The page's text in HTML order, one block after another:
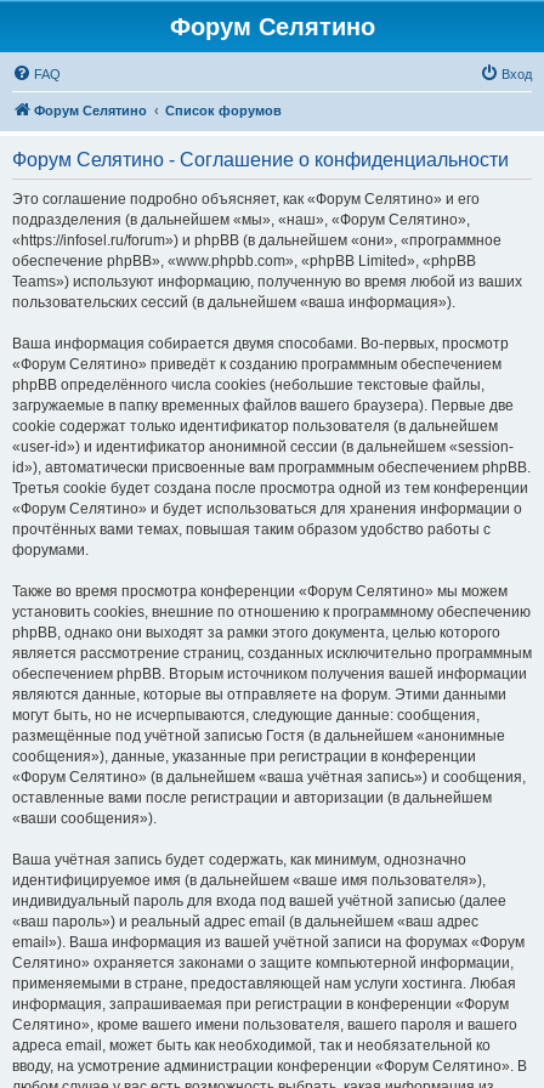
Форум Селятино
FAQ Вход
Форум Селятино Список форумов
Форум Селятино - Соглашение о конфиденциальности
Это соглашение подробно объясняет, как «Форум Селятино» и его
подразделения (в дальнейшем «мы», «наш», «Форум Селятино»,
«https://infosel.ru/forum») и phpBB (в дальнейшем «они», «программное
обеспечение phpBB», «www.phpbb.com», «phpBB Limited», «phpBB
Teams») используют информацию, полученную во время любой из ваших
пользовательских сессий (в дальнейшем «ваша информация»).
Ваша информация собирается двумя способами. Во-первых, просмотр
«Форум Селятино» приведёт к созданию программным обеспечением
phpBB определённого числа cookies (небольшие текстовые файлы,
загружаемые в папку временных файлов вашего браузера). Первые две
cookie содержат только идентификатор пользователя (в дальнейшем
«user-id») и идентификатор анонимной сессии (в дальнейшем «session-
id»), автоматически присвоенные вам программным обеспечением phpBB.
Третья cookie будет создана после просмотра одной из тем конференции
«Форум Селятино» и будет использоваться для хранения информации о
прочтённых вами темах, повышая таким образом удобство работы с
форумами.
Также во время просмотра конференции «Форум Селятино» мы можем
установить cookies, внешние по отношению к программному обеспечению
phpBB, однако они выходят за рамки этого документа, целью которого
является рассмотрение страниц, созданных исключительно программным
обеспечением phpBB. Вторым источником получения вашей информации
являются данные, которые вы отправляете на форум. Этими данными
могут быть, но не исчерпываются, следующие данные: сообщения,
размещённые под учётной записью Гостя (в дальнейшем «анонимные
сообщения»), данные, указанные при регистрации в конференции
«Форум Селятино» (в дальнейшем «ваша учётная запись») и сообщения,
оставленные вами после регистрации и авторизации (в дальнейшем
«ваши сообщения»).
Ваша учётная запись будет содержать, как минимум, однозначно
идентифицируемое имя (в дальнейшем «ваше имя пользователя»),
индивидуальный пароль для входа под вашей учётной записью (далее
«ваш пароль») и реальный адрес email (в дальнейшем «ваш адрес
email»). Ваша информация из вашей учётной записи на форумах «Форум
Селятино» охраняется законами о защите компьютерной информации,
применяемыми в стране, предоставляющей нам услуги хостинга. Любая
информация, запрашиваемая при регистрации в конференции «Форум
Селятино», кроме вашего имени пользователя, вашего пароля и вашего
адреса email, может быть как необходимой, так и необязательной ко
вводу, на усмотрение администрации конференции «Форум Селятино». В